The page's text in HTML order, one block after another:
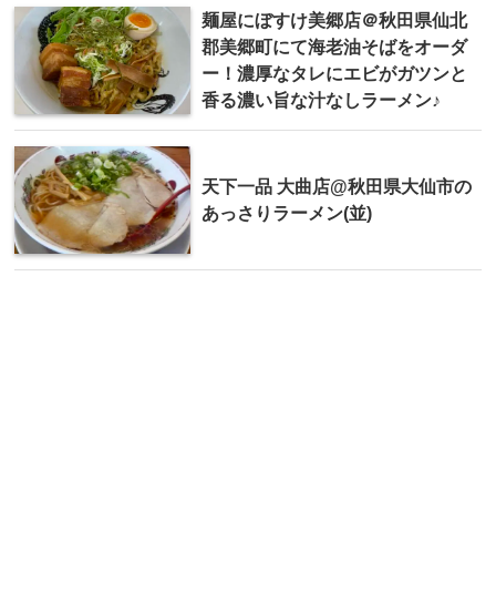
麺屋にぼすけ美郷店＠秋田県仙北
郡美郷町にて海老油そばをオーダ
ー！濃厚なタレにエビがガツンと
香る濃い旨な汁なしラーメン♪
天下一品 大曲店@秋田県大仙市の
あっさりラーメン(並)